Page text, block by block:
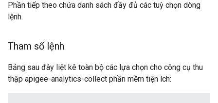
Phần tiếp theo chứa danh sách đầy đủ các tuỳ chọn dòng
lệnh.
Tham số lệnh
Bảng sau đây liệt kê toàn bộ các lựa chọn cho công cụ thu
thập apigee-analytics-collect phần mềm tiện ích: